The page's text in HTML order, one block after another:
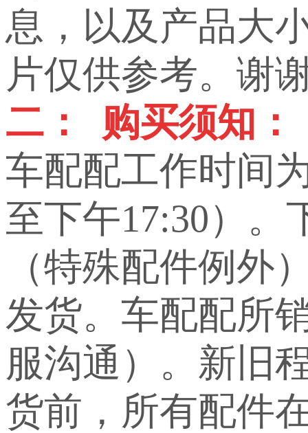
息，以及产品大
片仅供参考。谢
二： 购买须知：
车配配工作时间
至下午17:30）。
（特殊配件例外
发货。车配配所
服沟通）。新旧
货前，所有配件